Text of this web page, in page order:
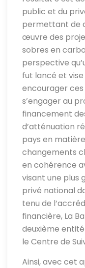
public et du
permettant de
œuvre des
sobres en
perspective
fut lancé et
encourager
s’engager au
financement
d’atténuation
pays en
changements
en cohérence
visant une plus
privé national
tenu de
financière, La
deuxième
le Centre de
Ainsi, avec cet